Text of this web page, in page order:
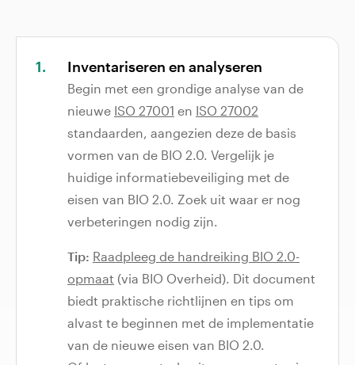
Inventariseren en analyseren
Begin met een grondige analyse van de
nieuwe ISO 27001 en ISO 27002
standaarden, aangezien deze de basis
vormen van de BIO 2.0. Vergelijk je
huidige informatiebeveiliging met de
eisen van BIO 2.0. Zoek uit waar er nog
verbeteringen nodig zijn.
Tip: Raadpleeg de handreiking BIO 2.0-
opmaat (via BIO Overheid). Dit document
biedt praktische richtlijnen en tips om
alvast te beginnen met de implementatie
van de nieuwe eisen van BIO 2.0.